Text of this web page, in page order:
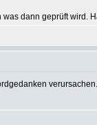
dann geprüft wird.
verursachen.